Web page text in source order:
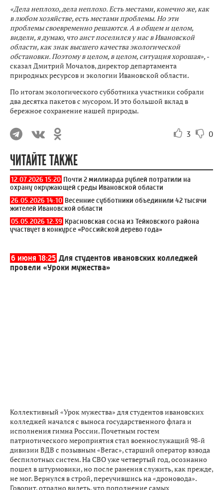
«Дела неплохо, дела неплохо. Есть местами, конечно же, как
в любом хозяйстве, есть местами проблемы. Но эти
проблемы своевременно решаются. А в общем и целом,
видели, я думаю, что аист поселился у нас в Ивановской
области, как знак высшего качества экологической
обстановки. Поэтому в целом, в целом, ситуация хорошая», -
сказал Дмитрий Мочалов, директор департамента
природных ресурсов и экологии Ивановской области.
По итогам экологического субботника участники собрали
два десятка пакетов с мусором. И это большой вклад в
бережное сохранение нашей природы.
3 0
ЧИТАЙТЕ ТАКЖЕ
12.07.2026 15:20 Почти 2 миллиарда рублей потратили на
охрану окружающей среды Ивановской области
26.05.2026 14:10 Весенние субботники объединили 42 тысячи
жителей Ивановской области
05.05.2026 12:39 Красновская сосна из Тейковского района
участвует в конкурсе «Российской дерево года»
6 июня 18:25 Для студентов ивановских колледжей
провели «Уроки мужества»
Коллективный «Урок мужества» для студентов ивановских
колледжей начался с выноса государственного флага и
исполнения гимна России. Почетным гостем
патриотического мероприятия стал военнослужащий 98-й
дивизии ВДВ с позывным «Вегас», старший оператор взвода
беспилотных систем. На СВО уже четвертый год, осознанно
пошел в штурмовики, но после ранения служить, как прежде,
не мог. Вернулся в строй, переучившись на «дроновода».
Говорит, отрадно видеть, что пополнение самых